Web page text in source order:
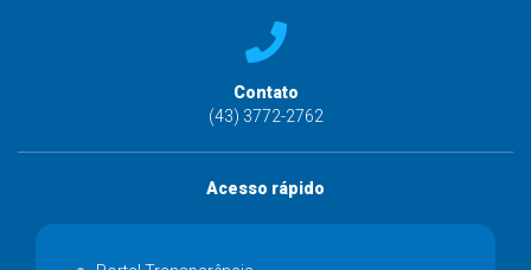
Contato
(43) 3772-2762
Acesso rápido